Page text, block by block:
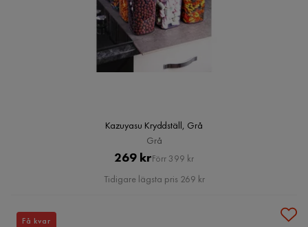
Kazuyasu Kryddställ, Grå
Grå
Pris
269 krOriginal
Pris
Förr 399 kr
Tidigare lägsta pris 269 kr
Få kvar